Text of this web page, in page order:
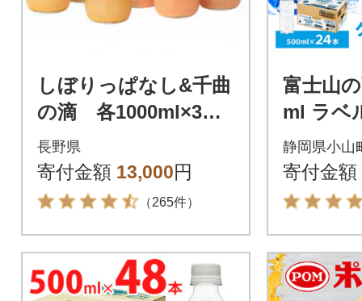
しぼりっぱなし&千曲
の滴 各1000ml×3本
(計6本)
長野県
寄付金額 13,000円
（265件）
富士山
ml ラベ
入
静岡県小山
寄付金額